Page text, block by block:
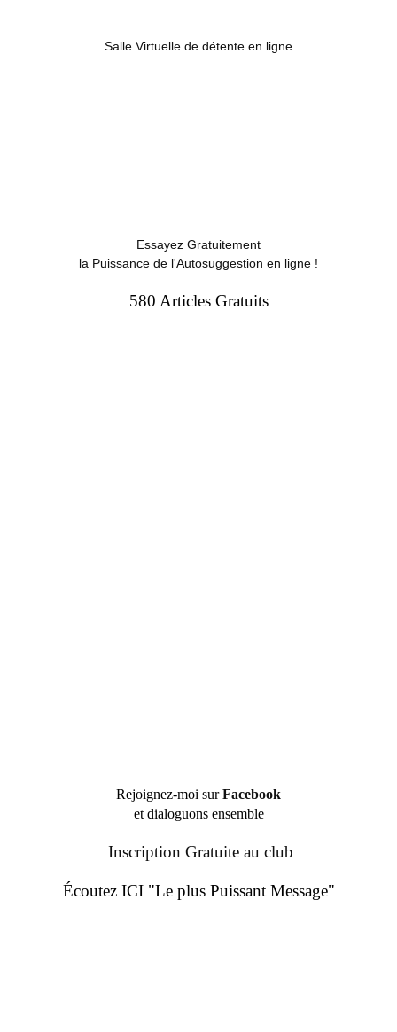
Salle Virtuelle de détente en ligne
Essayez Gratuitement
la Puissance de l'Autosuggestion en ligne !
580 Articles Gratuits
Rejoignez-moi surFacebook
et dialoguons ensemble
Inscription Gratuite au club
Écoutez ICI "Le plus Puissant Message"